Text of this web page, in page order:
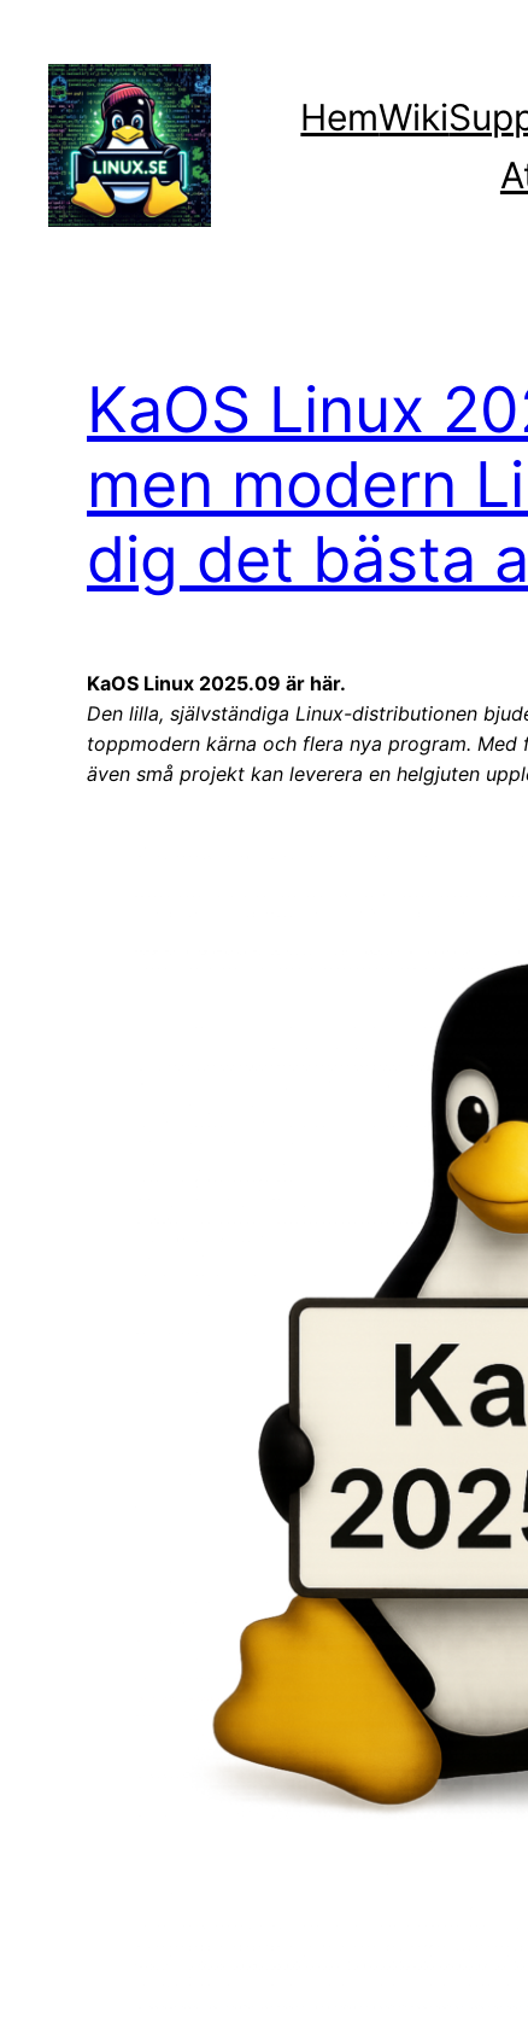
innehåll
HemWiki
KaOS Linux
men modern
dig det bästa
KaOS Linux 2025.09 är här.
Den lilla, självständiga Linux-distributionen
toppmodern kärna och flera nya program.
även små projekt kan leverera en helgjuten